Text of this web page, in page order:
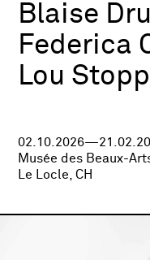
Blaise
Federica
Lou
Musée des Beaux-
Le Locle, CH